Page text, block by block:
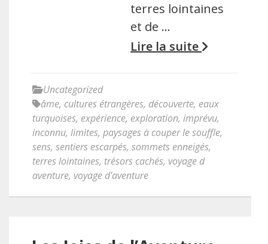
terres lointaines
et de …
Lire la suite
Uncategorized
âme, cultures étrangères, découverte, eaux
turquoises, expérience, exploration, imprévu,
inconnu, limites, paysages à couper le souffle,
sens, sentiers escarpés, sommets enneigés,
terres lointaines, trésors cachés, voyage d
aventure, voyage d'aventure